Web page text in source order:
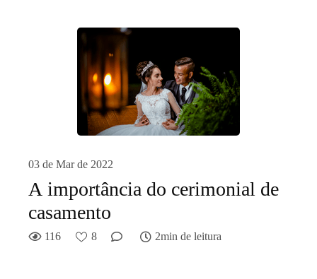
03 de Mar de 2022
A importância do cerimonial de
casamento
116 8 2min de leitura